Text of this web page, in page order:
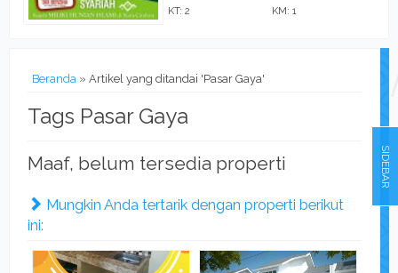
KT: 2 KM: 1
Beranda » Artikel yang ditandai 'Pasar Gaya'
Tags Pasar Gaya
Maaf, belum tersedia properti
Mungkin Anda tertarik dengan properti berikut
ini:
SIDEBAR